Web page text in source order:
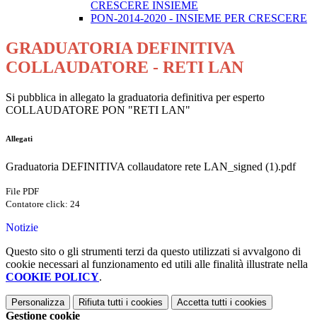
CRESCERE INSIEME
PON-2014-2020 - INSIEME PER CRESCERE
GRADUATORIA DEFINITIVA
COLLAUDATORE - RETI LAN
Si pubblica in allegato la graduatoria definitiva per esperto
COLLAUDATORE PON "RETI LAN"
Allegati
Graduatoria DEFINITIVA collaudatore rete LAN_signed (1).pdf
File PDF
Contatore click: 24
Notizie
Questo sito o gli strumenti terzi da questo utilizzati si avvalgono di
cookie necessari al funzionamento ed utili alle finalità illustrate nella
COOKIE POLICY.
Personalizza Rifiuta tutti i cookies Accetta tutti i cookies
Gestione cookie